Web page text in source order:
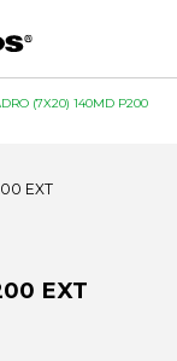
(7X20) 140MD P200
EXT